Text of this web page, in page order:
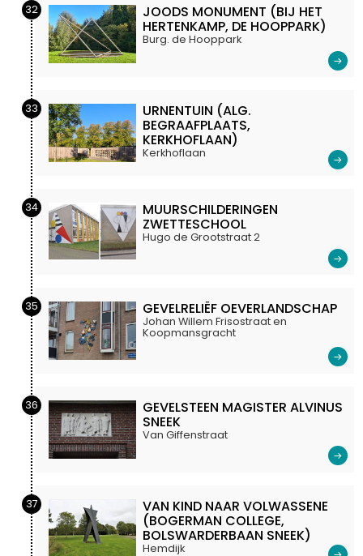
32 JOODS MONUMENT (BIJ HET
HERTENKAMP, DE HOOPPARK)
Burg. de Hooppark
33 URNENTUIN (ALG.
BEGRAAFPLAATS,
KERKHOFLAAN)
Kerkhoflaan
34 MUURSCHILDERINGEN
ZWETTESCHOOL
Hugo de Grootstraat 2
35 GEVELRELIËF OEVERLANDSCHAP
Johan Willem Frisostraat en
Koopmansgracht
36 GEVELSTEEN MAGISTER ALVINUS
SNEEK
Van Giffenstraat
37 VAN KIND NAAR VOLWASSENE
(BOGERMAN COLLEGE,
BOLSWARDERBAAN SNEEK)
Hemdijk